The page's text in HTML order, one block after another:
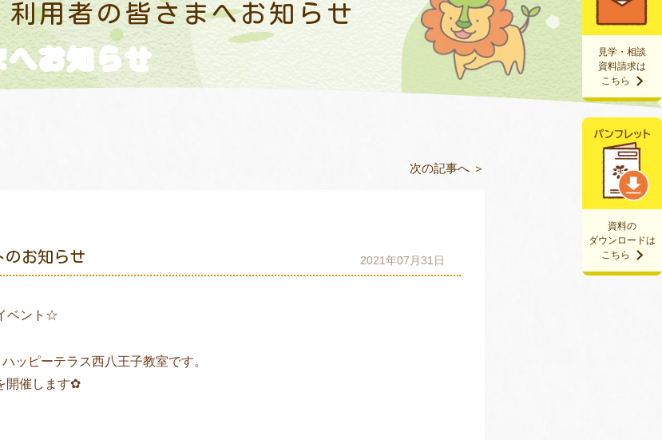
資料の
ダウンロードは
こちら
見学・相談
資料請求は
こちら
利用者の 皆さまへお知らせ
へお知らせ
次の記事へ ＞
お知らせ 2021年07月31日
ベント☆
ッピーテラス西八王子教室です。
開催します✿